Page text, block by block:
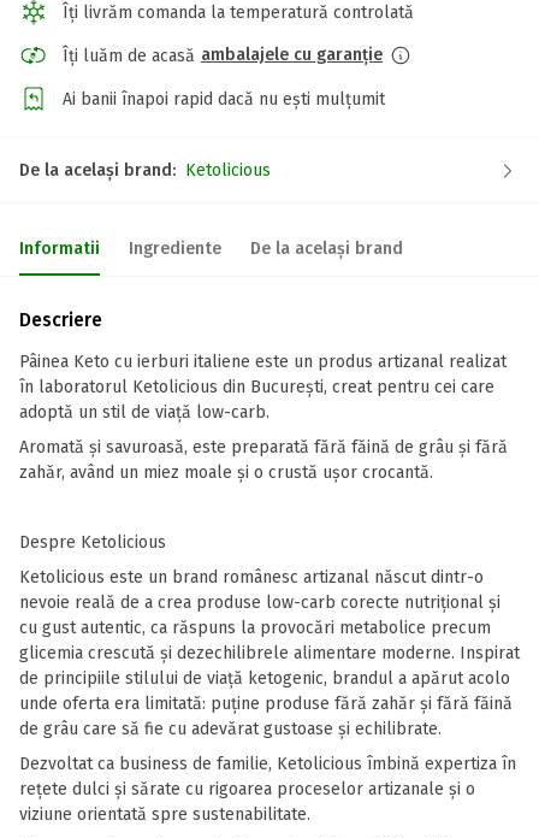
Îți livrăm comanda la temperatură controlată
Îți luăm de acasă ambalajele cu garanție
Ai banii înapoi rapid dacă nu ești mulțumit
De la același brand: Ketolicious
Informatii Ingrediente De la același brand
Descriere
Pâinea Keto cu ierburi italiene este un produs artizanal realizat
în laboratorul Ketolicious din București, creat pentru cei care
adoptă un stil de viață low-carb.
Aromată și savuroasă, este preparată fără făină de grâu și fără
zahăr, având un miez moale și o crustă ușor crocantă.
Despre Ketolicious
Ketolicious este un brand românesc artizanal născut dintr-o
nevoie reală de a crea produse low-carb corecte nutrițional și
cu gust autentic, ca răspuns la provocări metabolice precum
glicemia crescută și dezechilibrele alimentare moderne. Inspirat
de principiile stilului de viață ketogenic, brandul a apărut acolo
unde oferta era limitată: puține produse fără zahăr și fără făină
de grâu care să fie cu adevărat gustoase și echilibrate.
Dezvoltat ca business de familie, Ketolicious îmbină expertiza în
rețete dulci și sărate cu rigoarea proceselor artizanale și o
viziune orientată spre sustenabilitate.